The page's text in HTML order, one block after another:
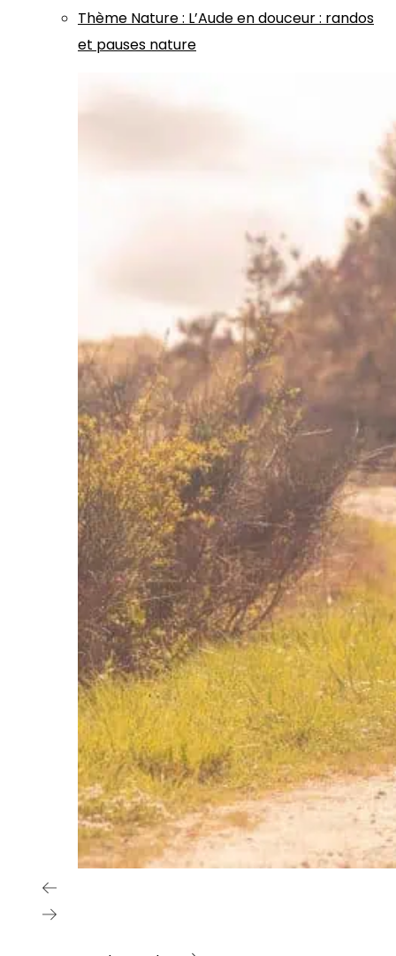
Thème Nature: L’Aude en douceur : randos
et pauses nature